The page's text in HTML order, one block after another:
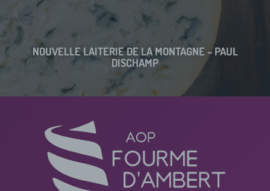
NOUVELLE LAITERIE DE LA MONTAGNE – PAUL
DISCHAMP